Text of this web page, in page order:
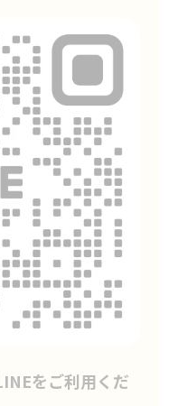
をご利用くだ